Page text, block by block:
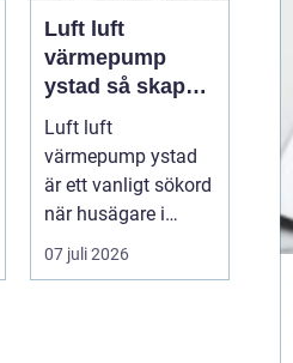
Luft luft
värmepump
ystad så skapar
du ett behagligt
inomhusklimat
Året om
Luft luft
värmepump ystad
är ett vanligt sökord
när husägare i
sydkustens klimat
vill hitta ett smar...
07 juli 2026